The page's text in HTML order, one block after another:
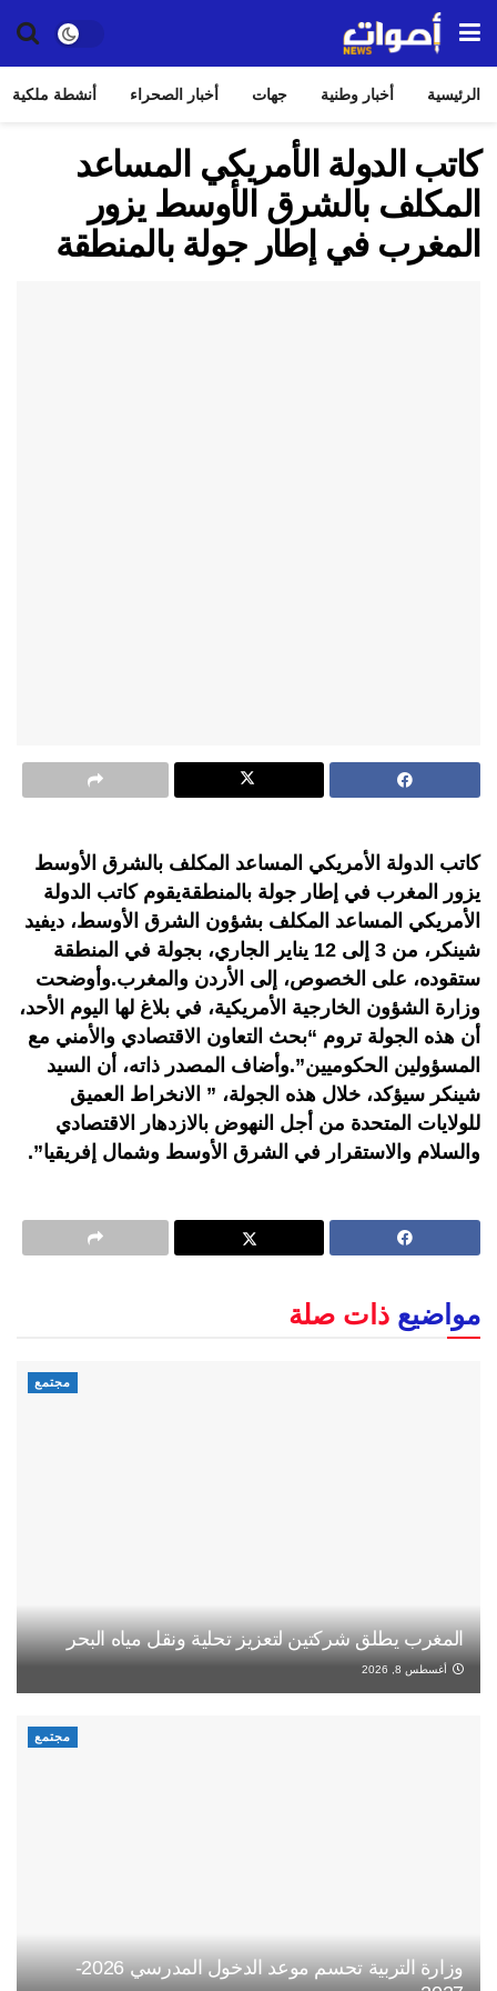
الرئيسية أخبار وطنية جهات أخبار الصحراء أنشطة ملكية
كاتب الدولة الأمريكي المساعد
المكلف بالشرق الأوسط يزور
المغرب في إطار جولة بالمنطقة
كاتب الدولة الأمريكي المساعد المكلف بالشرق الأوسط
يزور المغرب في إطار جولة بالمنطقةيقوم كاتب الدولة
الأمريكي المساعد المكلف بشؤون الشرق الأوسط، ديفيد
شينكر، من 3 إلى 12 يناير الجاري، بجولة في المنطقة
ستقوده، على الخصوص، إلى الأردن والمغرب.وأوضحت
وزارة الشؤون الخارجية الأمريكية، في بلاغ لها اليوم الأحد،
أن هذه الجولة تروم “بحث التعاون الاقتصادي والأمني مع
المسؤولين الحكوميين”.وأضاف المصدر ذاته، أن السيد
شينكر سيؤكد، خلال هذه الجولة، ” الانخراط العميق
للولايات المتحدة من أجل النهوض بالازدهار الاقتصادي
والسلام والاستقرار في الشرق الأوسط وشمال إفريقيا”.
مواضيع ذات صلة
مجتمع
المغرب يطلق شركتين لتعزيز تحلية ونقل مياه البحر
أغسطس 8, 2026
مجتمع
وزارة التربية تحسم موعد الدخول المدرسي 2026-